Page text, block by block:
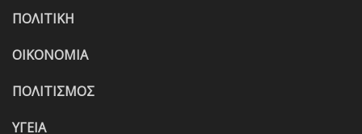
ΠΟΛΙΤΙΚΗ
ΟΙΚΟΝΟΜΙΑ
ΠΟΛΙΤΙΣΜΟΣ
ΥΓΕΙΑ